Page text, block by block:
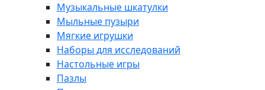
Музыкальные шкатулки
Мыльные пузыри
Мягкие игрушки
Наборы для исследований
Настольные игры
Пазлы